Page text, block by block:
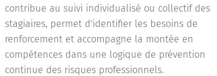
contribue au suivi individualisé ou collectif des
stagiaires, permet d'identifier les besoins de
renforcement et accompagne la montée en
compétences dans une logique de prévention
continue des risques professionnels.